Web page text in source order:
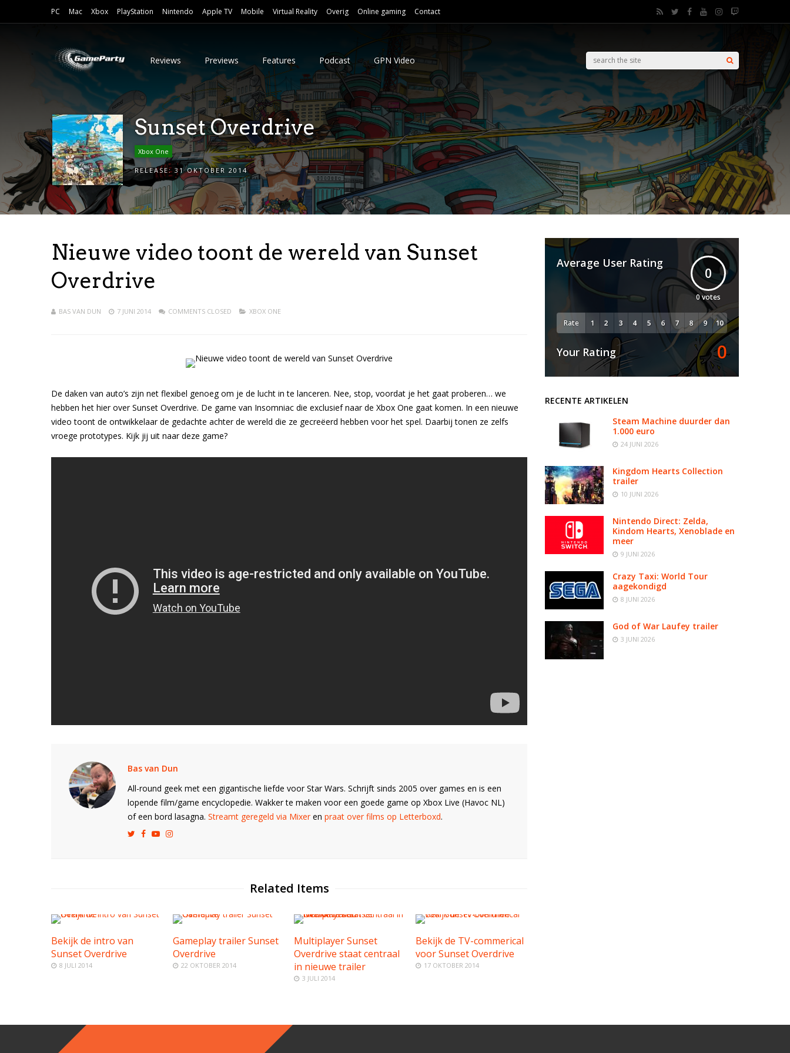
PC Mac Xbox PlayStation Nintendo Apple TV Mobile Virtual Reality Overig Online gaming Contact
Reviews Previews Features Podcast GPN Video
Sunset Overdrive
Xbox One
RELEASE: 31 OKTOBER 2014
Nieuwe video toont de wereld van Sunset
Overdrive
BAS VAN DUN 7 JUNI 2014 COMMENTS CLOSED XBOX ONE
De daken van auto’s zijn net flexibel genoeg om je de lucht in te lanceren. Nee, stop, voordat je het gaat proberen… we
hebben het hier over Sunset Overdrive. De game van Insomniac die exclusief naar de Xbox One gaat komen. In een nieuwe
video toont de ontwikkelaar de gedachte achter de wereld die ze gecreëerd hebben voor het spel. Daarbij tonen ze zelfs
vroege prototypes. Kijk jij uit naar deze game?
Bas van Dun
All-round geek met een gigantische liefde voor Star Wars. Schrijft sinds 2005 over games en is een
lopende film/game encyclopedie. Wakker te maken voor een goede game op Xbox Live (Havoc NL)
of een bord lasagna. Streamt geregeld via Mixeren praat over films op Letterboxd.
Related Items
Bekijk de intro van
Sunset Overdrive
8 JULI 2014
Gameplay trailer Sunset
Overdrive
22 OKTOBER 2014
Multiplayer Sunset
Overdrive staat centraal
in nieuwe trailer
3 JULI 2014
Bekijk de TV-commerical
voor Sunset Overdrive
17 OKTOBER 2014
Average User Rating
0
0votes
Rate
Your Rating 0
RECENTE ARTIKELEN
Steam Machine duurder dan
1.000 euro
24 JUNI 2026
Kingdom Hearts Collection
trailer
10 JUNI 2026
Nintendo Direct: Zelda,
Kindom Hearts, Xenoblade en
meer
9 JUNI 2026
Crazy Taxi: World Tour
aagekondigd
8 JUNI 2026
God of War Laufey trailer
3 JUNI 2026